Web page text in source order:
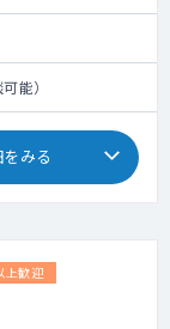
能）
みる
上歓迎